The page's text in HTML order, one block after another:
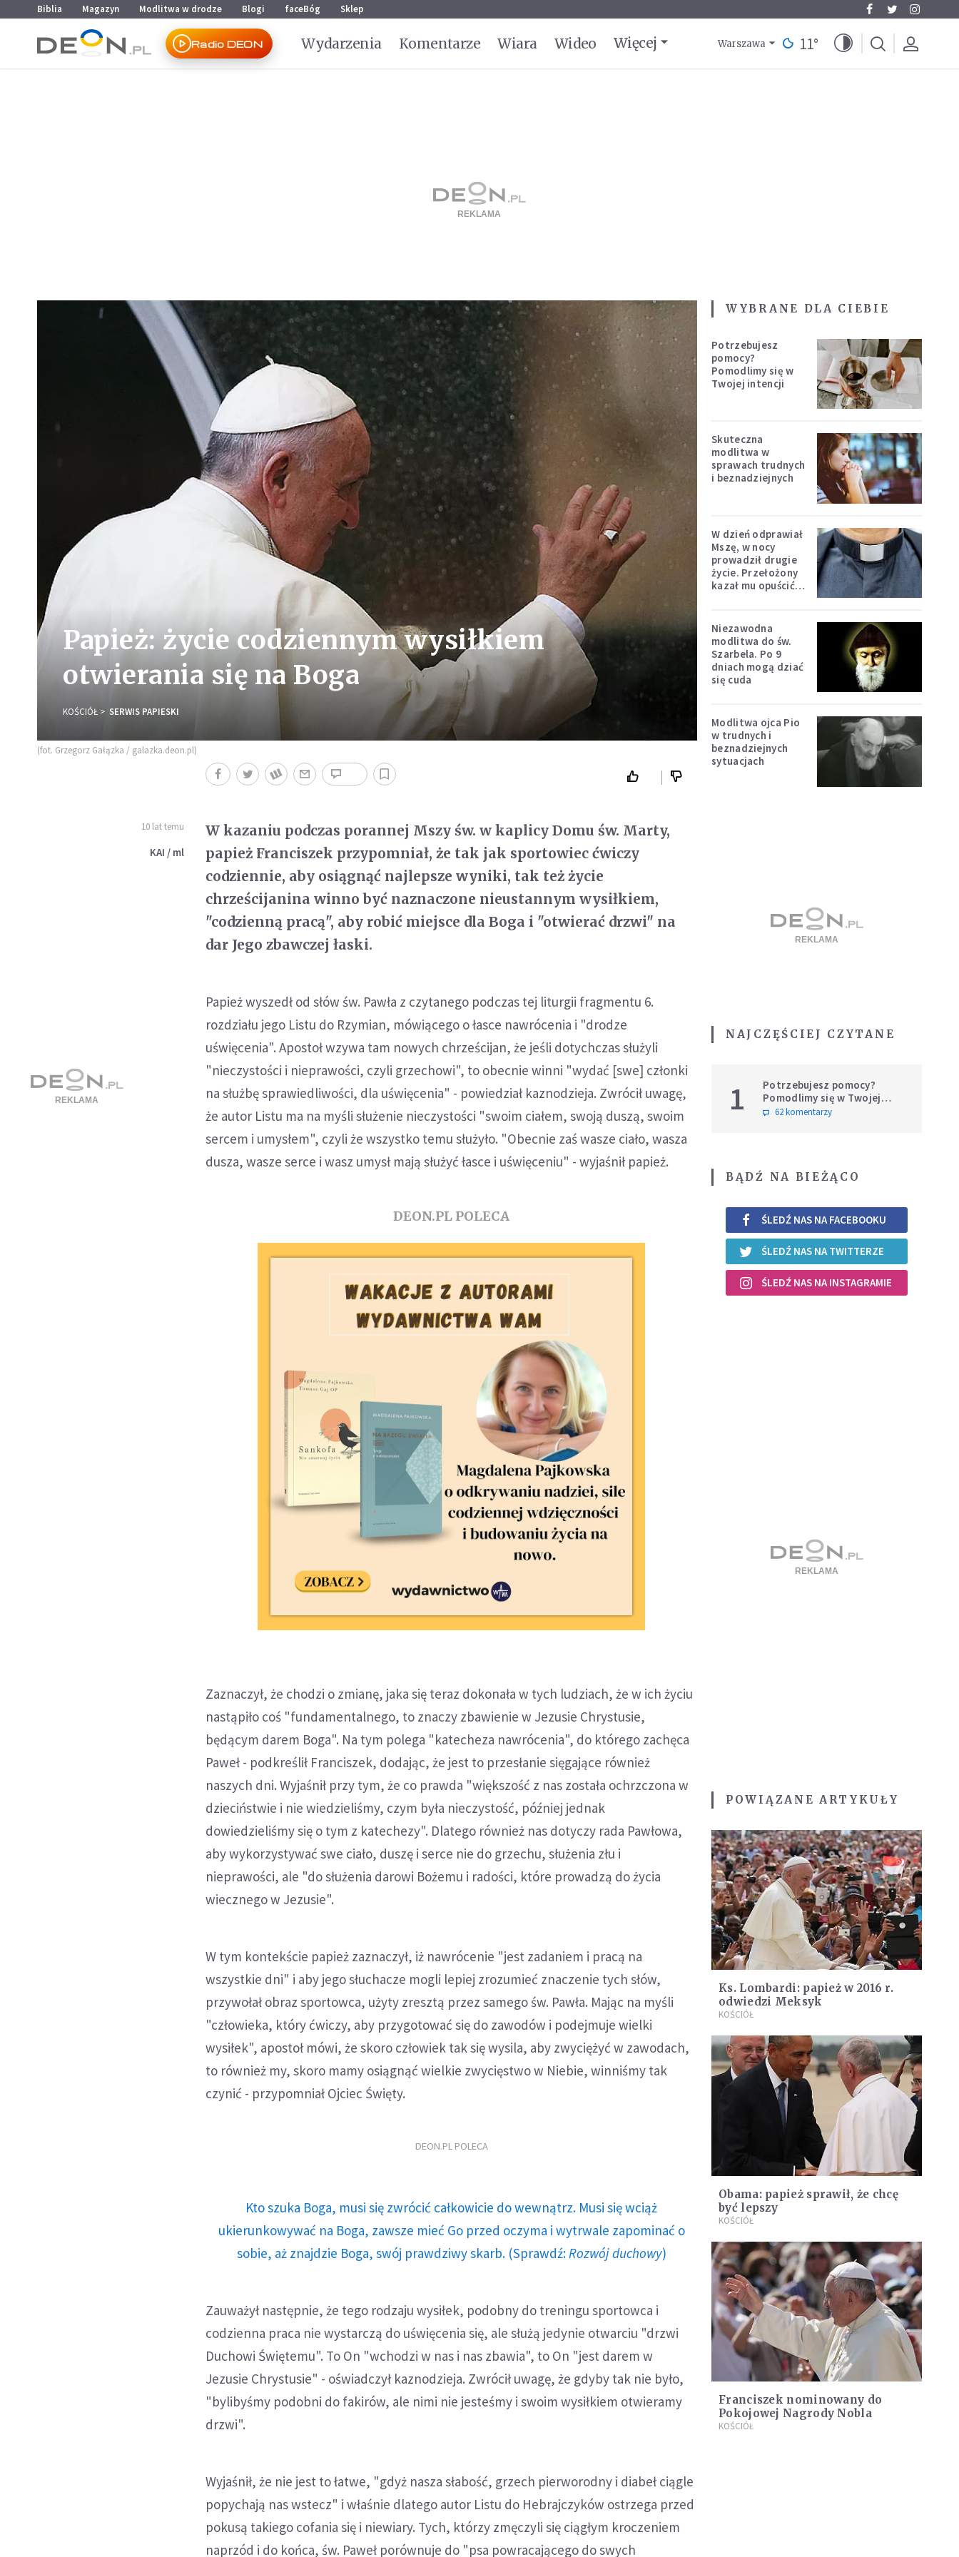
Przejdź do menu głównego
Przejdź do treści
Biblia Magazyn Modlitwa w drodze Blogi faceBóg Sklep
Radio DEON Wydarzenia Komentarze Wiara Wideo Więcej Warszawa 11°
Papież: życie codziennym wysiłkiem
otwierania się na Boga
KOŚCIÓŁ SERWIS PAPIESKI
(fot. Grzegorz Gałązka / galazka.deon.pl)
10 lat temu
KAI / ml
W kazaniu podczas porannej Mszy św. w kaplicy Domu św. Marty,
papież Franciszek przypomniał, że tak jak sportowiec ćwiczy
codziennie, aby osiągnąć najlepsze wyniki, tak też życie
chrześcijanina winno być naznaczone nieustannym wysiłkiem,
"codzienną pracą", aby robić miejsce dla Boga i "otwierać drzwi" na
dar Jego zbawczej łaski.
Papież wyszedł od słów św. Pawła z czytanego podczas tej liturgii fragmentu 6.
rozdziału jego Listu do Rzymian, mówiącego o łasce nawrócenia i "drodze
uświęcenia". Apostoł wzywa tam nowych chrześcijan, że jeśli dotychczas służyli
"nieczystości i nieprawości, czyli grzechowi", to obecnie winni "wydać [swe] członki
na służbę sprawiedliwości, dla uświęcenia" - powiedział kaznodzieja. Zwrócił uwagę,
że autor Listu ma na myśli służenie nieczystości "swoim ciałem, swoją duszą, swoim
sercem i umysłem", czyli że wszystko temu służyło. "Obecnie zaś wasze ciało, wasza
dusza, wasze serce i wasz umysł mają służyć łasce i uświęceniu" - wyjaśnił papież.
DEON.PL POLECA
Zaznaczył, że chodzi o zmianę, jaka się teraz dokonała w tych ludziach, że w ich życiu
nastąpiło coś "fundamentalnego, to znaczy zbawienie w Jezusie Chrystusie,
będącym darem Boga". Na tym polega "katecheza nawrócenia", do którego zachęca
Paweł - podkreślił Franciszek, dodając, że jest to przesłanie sięgające również
naszych dni. Wyjaśnił przy tym, że co prawda "większość z nas została ochrzczona w
dzieciństwie i nie wiedzieliśmy, czym była nieczystość, później jednak
dowiedzieliśmy się o tym z katechezy". Dlatego również nas dotyczy rada Pawłowa,
aby wykorzystywać swe ciało, duszę i serce nie do grzechu, służenia złu i
nieprawości, ale "do służenia darowi Bożemu i radości, które prowadzą do życia
wiecznego w Jezusie".
W tym kontekście papież zaznaczył, iż nawrócenie "jest zadaniem i pracą na
wszystkie dni" i aby jego słuchacze mogli lepiej zrozumieć znaczenie tych słów,
przywołał obraz sportowca, użyty zresztą przez samego św. Pawła. Mając na myśli
"człowieka, który ćwiczy, aby przygotować się do zawodów i podejmuje wielki
wysiłek", apostoł mówi, że skoro człowiek tak się wysila, aby zwyciężyć w zawodach,
to również my, skoro mamy osiągnąć wielkie zwycięstwo w Niebie, winniśmy tak
czynić - przypomniał Ojciec Święty.
DEON.PL POLECA
Kto szuka Boga, musi się zwrócić całkowicie do wewnątrz. Musi się wciąż
ukierunkowywać na Boga, zawsze mieć Go przed oczyma i wytrwale zapominać o
sobie, aż znajdzie Boga, swój prawdziwy skarb. (Sprawdź: Rozwój duchowy)
Zauważył następnie, że tego rodzaju wysiłek, podobny do treningu sportowca i
codzienna praca nie wystarczą do uświęcenia się, ale służą jedynie otwarciu "drzwi
Duchowi Świętemu". To On "wchodzi w nas i nas zbawia", to On "jest darem w
Jezusie Chrystusie" - oświadczył kaznodzieja. Zwrócił uwagę, że gdyby tak nie było,
"bylibyśmy podobni do fakirów, ale nimi nie jesteśmy i swoim wysiłkiem otwieramy
drzwi".
Wyjaśnił, że nie jest to łatwe, "gdyż nasza słabość, grzech pierworodny i diabeł ciągle
popychają nas wstecz" i właśnie dlatego autor Listu do Hebrajczyków ostrzega przed
pokusą takiego cofania się i niewiary. Tych, którzy zmęczyli się ciągłym kroczeniem
naprzód i do końca, św. Paweł porównuje do "psa powracającego do swych
WYBRANE DLA CIEBIE
Potrzebujesz
pomocy?
Pomodlimy się w
Twojej intencji
Skuteczna
modlitwa w
sprawach trudnych
i beznadziejnych
W dzień odprawiał
Mszę, w nocy
prowadził drugie
życie. Przełożony
kazał mu opuścić
Niezawodna
modlitwa do św.
Szarbela. Po 9
dniach mogą dziać
się cuda
Modlitwa ojca Pio
w trudnych i
beznadziejnych
sytuacjach
NAJCZĘŚCIEJ CZYTANE
1
Potrzebujesz pomocy?
Pomodlimy się w Twojej
intencji
62 komentarzy
BĄDŹ NA BIEŻĄCO
ŚLEDŹ NAS NA FACEBOOKU
ŚLEDŹ NAS NA TWITTERZE
ŚLEDŹ NAS NA INSTAGRAMIE
POWIĄZANE ARTYKUŁY
Ks. Lombardi: papież w 2016 r.
odwiedzi Meksyk
KOŚCIÓŁ
Obama: papież sprawił, że chcę
być lepszy
KOŚCIÓŁ
Franciszek nominowany do
Pokojowej Nagrody Nobla
KOŚCIÓŁ